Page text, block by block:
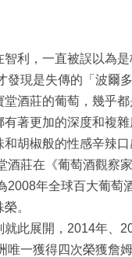
智利，一直被誤以為
發現是失傳的「波爾多
堂酒莊的葡萄，幾乎
有著更加的深度和複
胡椒般的性感辛辣口
酒莊在《葡萄酒觀察
2008年全球百大葡萄
。
就此展開，2014年、
唯一獲得四次榮獲詹姆